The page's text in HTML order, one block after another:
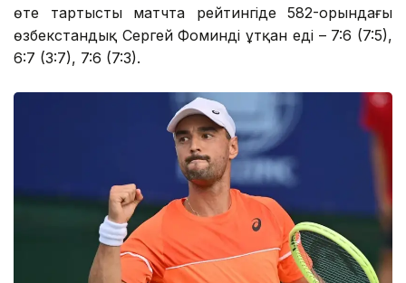
өте тартысты матчта рейтингіде 582-орындағы
өзбекстандық Сергей Фоминді ұтқан еді – 7:6 (7:5),
6:7 (3:7), 7:6 (7:3).